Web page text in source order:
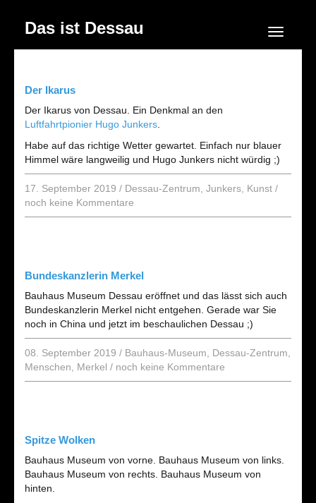
Das ist Dessau Navigation
Der Ikarus
Der Ikarus von Dessau. Ein Denkmal an den
Luftfahrtpionier Hugo Junkers
Habe auf das richtige Wetter gewartet. Einfach nur blauer
Himmel wäre langweilig und Hugo Junkers nicht würdig ;)
17. September 2019 / Dessau-Zentrum Junkers Kunst /
noch keine Kommentare
Bundeskanzlerin Merkel
Bauhaus Museum Dessau eröffnet und das lässt sich auch
Bundeskanzlerin Merkel nicht entgehen. Gerade war Sie
noch in China und jetzt im beschaulichen Dessau ;)
08. September 2019 / Bauhaus-Museum Dessau-Zentrum
Menschen
Merkel / noch keine Kommentare
Spitze Wolken
Bauhaus Museum von vorne. Bauhaus Museum von links.
Bauhaus Museum von rechts. Bauhaus Museum von
hinten.